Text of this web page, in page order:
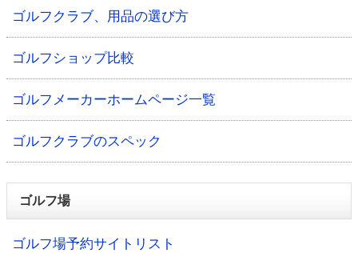
ゴルフクラブ、用品の選び方
ゴルフショップ比較
ゴルフメーカーホームページ一覧
ゴルフクラブのスペック
ゴルフ場
ゴルフ場予約サイトリスト